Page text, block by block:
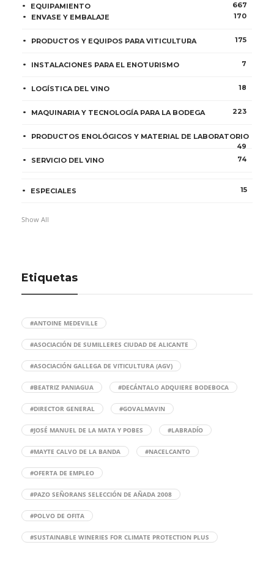
EQUIPAMIENTO
667
ENVASE Y EMBALAJE
170
PRODUCTOS Y EQUIPOS PARA VITICULTURA 175
INSTALACIONES PARA EL ENOTURISMO 7
LOGÍSTICA DEL VINO 18
MAQUINARIA Y TECNOLOGÍA PARA LA BODEGA 223
PRODUCTOS ENOLÓGICOS Y MATERIAL DE LABORATORIO
49
SERVICIO DEL VINO
74
ESPECIALES 15
Show All
Etiquetas
#ANTOINE MEDEVILLE
#ASOCIACIÓN DE SUMILLERES CIUDAD DE ALICANTE
#ASOCIACIÓN GALLEGA DE VITICULTURA (AGV)
#BEATRIZ PANIAGUA #DECÁNTALO ADQUIERE BODEBOCA
#DIRECTOR GENERAL #GOVALMAVIN
#JOSÉ MANUEL DE LA MATA Y POBES #LABRADÍO
#MAYTE CALVO DE LA BANDA #NACELCANTO
#OFERTA DE EMPLEO
#PAZO SEÑORANS SELECCIÓN DE AÑADA 2008
#POLVO DE OFITA
#SUSTAINABLE WINERIES FOR CLIMATE PROTECTION PLUS